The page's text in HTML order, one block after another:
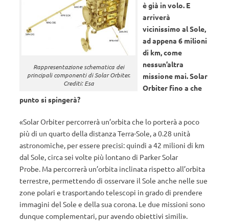
Rappresentazione schematica dei
principali componenti di Solar Orbiter.
Crediti: Esa
è già in volo. E
arriverà
vicinissimo al Sole,
ad appena 6 milioni
di km, come
nessun’altra
missione mai. Solar
Orbiter fino a che
punto si spingerà?
«Solar Orbiter percorrerà un’orbita che lo porterà a poco
più di un quarto della distanza Terra-Sole, a 0.28 unità
astronomiche, per essere precisi: quindi a 42 milioni di km
dal Sole, circa sei volte più lontano di Parker Solar
Probe. Ma percorrerà un’orbita inclinata rispetto all’orbita
terrestre, permettendo di osservare il Sole anche nelle sue
zone polari e trasportando telescopi in grado di prendere
immagini del Sole e della sua corona. Le due missioni sono
dunque complementari, pur avendo obiettivi simili».